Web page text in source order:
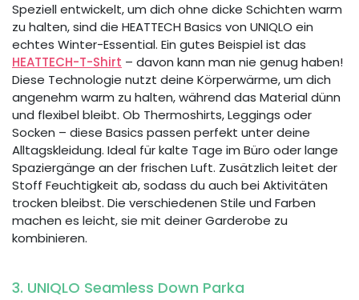
Speziell entwickelt, um dich ohne dicke Schichten warm
zu halten, sind die HEATTECH Basics von UNIQLO ein
echtes Winter-Essential. Ein gutes Beispiel ist das
HEATTECH-T-Shirt – davon kann man nie genug haben!
Diese Technologie nutzt deine Körperwärme, um dich
angenehm warm zu halten, während das Material dünn
und flexibel bleibt. Ob Thermoshirts, Leggings oder
Socken – diese Basics passen perfekt unter deine
Alltagskleidung. Ideal für kalte Tage im Büro oder lange
Spaziergänge an der frischen Luft. Zusätzlich leitet der
Stoff Feuchtigkeit ab, sodass du auch bei Aktivitäten
trocken bleibst. Die verschiedenen Stile und Farben
machen es leicht, sie mit deiner Garderobe zu
kombinieren.
3. UNIQLO Seamless Down Parka